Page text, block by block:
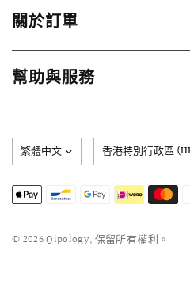
關於訂單
幫助與服務
更
新
家/
地
© 2026 Qipology, 保留所有權利。